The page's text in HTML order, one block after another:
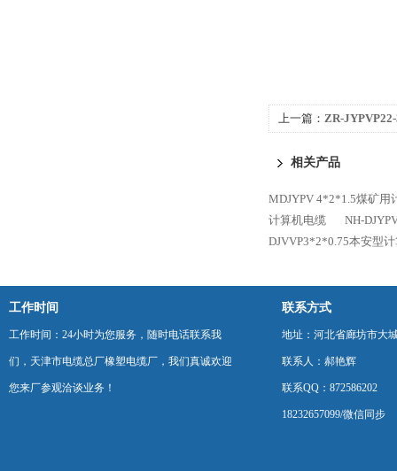
上一篇： ZR-
相关产品
MDJYPV 4*2*1.5煤矿用
计算机电缆
NH-
DJVVP3*2*0.75本安型
工作时间
工作时间：24小时为您服务，随时电话联系我
们，天津市电缆总厂橡塑电缆厂，我们真诚欢迎
您来厂参观洽谈业务！
联系方式
地址：河北省廊坊市大
联系人：郝艳辉
联系QQ：872586202
18232657099/微信同步